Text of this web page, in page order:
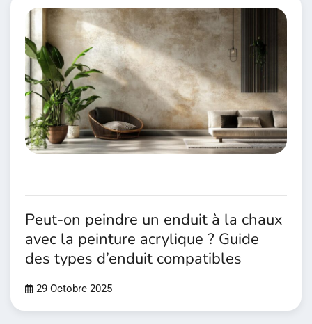
Peut-on peindre un enduit à la chaux
avec la peinture acrylique ? Guide
des types d’enduit compatibles
29 Octobre 2025